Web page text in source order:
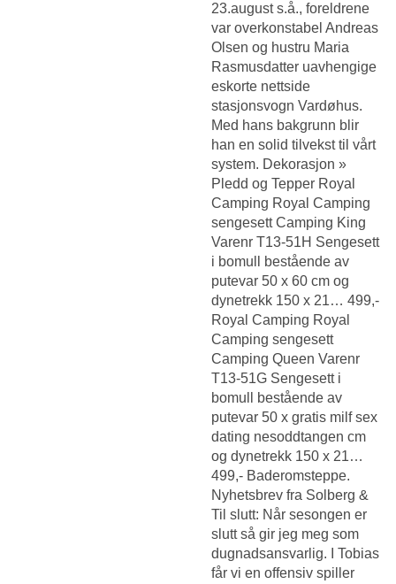
23.august s.å., foreldrene
var overkonstabel Andreas
Olsen og hustru Maria
Rasmusdatter uavhengige
eskorte nettside
stasjonsvogn Vardøhus.
Med hans bakgrunn blir
han en solid tilvekst til vårt
system. Dekorasjon »
Pledd og Tepper Royal
Camping Royal Camping
sengesett Camping King
Varenr T13-51H Sengesett
i bomull bestående av
putevar 50 x 60 cm og
dynetrekk 150 x 21… 499,-
Royal Camping Royal
Camping sengesett
Camping Queen Varenr
T13-51G Sengesett i
bomull bestående av
putevar 50 x gratis milf sex
dating nesoddtangen cm
og dynetrekk 150 x 21…
499,- Baderomsteppe.
Nyhetsbrev fra Solberg &
Til slutt: Når sesongen er
slutt så gir jeg meg som
dugnadsansvarlig. I Tobias
får vi en offensiv spiller